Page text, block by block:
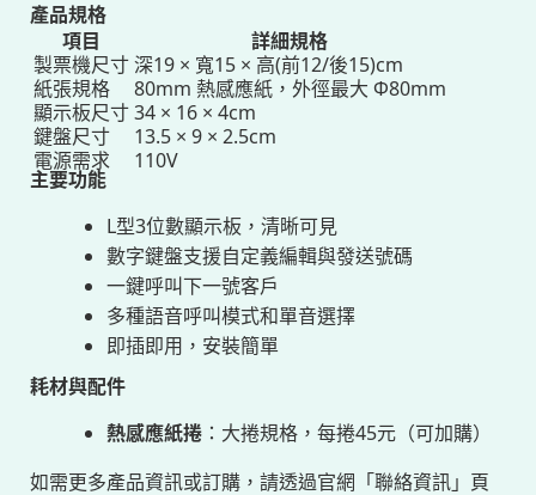
產品規格
項目
詳細規格
製票機尺寸深19 × 寬15 × 高(前12/後15)cm
紙張規格
80mm 熱感應紙，外徑最大 Φ80mm
顯示板尺寸34 × 16 × 4cm
鍵盤尺寸
13.5 × 9 × 2.5cm
電源需求
110V
主要功能
L型3位數顯示板，清晰可見
數字鍵盤支援自定義編輯與發送號碼
一鍵呼叫下一號客戶
多種語音呼叫模式和單音選擇
即插即用，安裝簡單
耗材與配件
熱感應紙捲：大捲規格，每捲45元（可加購）
如需更多產品資訊或訂購，請透過官網「聯絡資訊」頁